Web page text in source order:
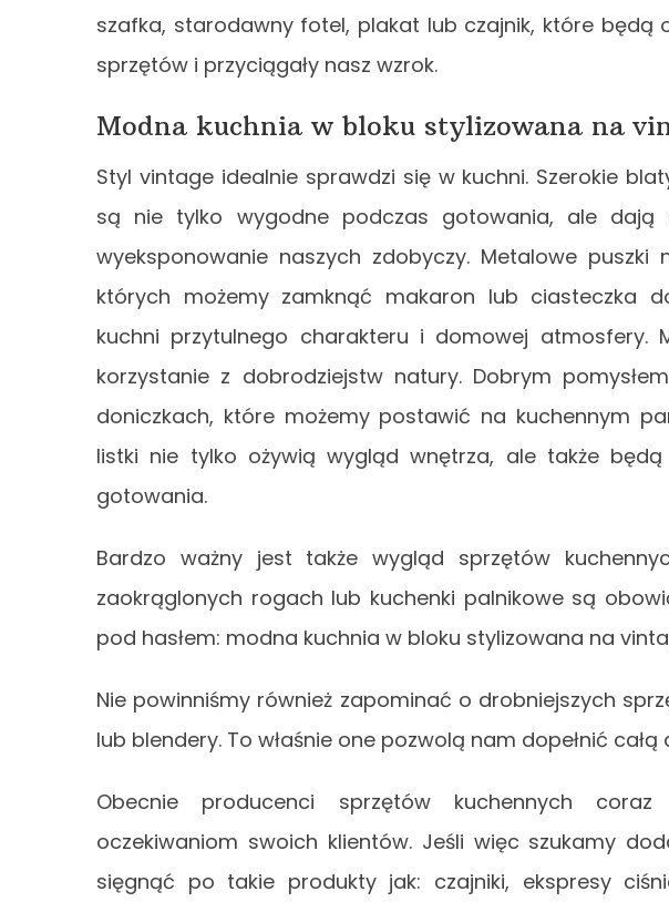
szafka, starodawny fotel, plakat lub czajnik, które będą
sprzętów i przyciągały nasz wzrok.
Modna kuchnia w bloku stylizowana na
Styl vintage idealnie sprawdzi się w kuchni. Szerokie
są nie tylko wygodne podczas gotowania, ale
wyeksponowanie naszych zdobyczy. Metalowe
których możemy zamknąć makaron lub ciasteczka
kuchni przytulnego charakteru i domowej atmosfery.
korzystanie z dobrodziejstw natury. Dobrym
doniczkach, które możemy postawić na kuchennym
listki nie tylko ożywią wygląd wnętrza, ale także
gotowania.
Bardzo ważny jest także wygląd sprzętów
zaokrąglonych rogach lub kuchenki palnikowe są
pod hasłem: modna kuchnia w bloku stylizowana na
Nie powinniśmy również zapominać o drobniejszych
lub blendery. To właśnie one pozwolą nam dopełnić całą
Obecnie producenci sprzętów kuchennych
oczekiwaniom swoich klientów. Jeśli więc szukamy
sięgnąć po takie produkty jak: czajniki, ekspresy